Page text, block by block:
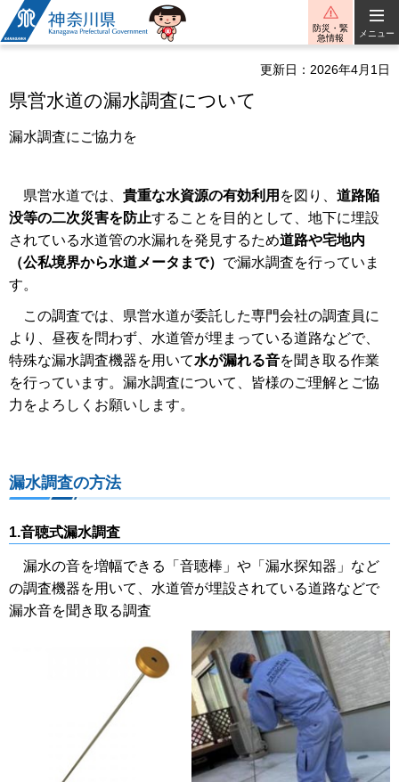
神奈川県
防災・緊
急情報
メニュー
更新日：2026年4月1日
県営水道の漏水調査について
漏水調査にご協力を
県営水道では、 貴重な水資源の有効利用 を図り、 道路陥
没等の二次災害を防止することを目的として、地下に埋設
されている水道管の水漏れを発見するため道路や宅地内
（公私境界から水道メータまで） で漏水調査を行っていま
す。
この調査では、県営水道が委託した専門会社の調査員に
より、昼夜を問わず、水道管が埋まっている道路などで、
特殊な漏水調査機器を用いて水が漏れる音を聞き取る作業
を行っています。漏水調査について、皆様のご理解とご協
力をよろしくお願いします。
漏水調査の方法
1.音聴式漏水調査
漏水の音を増幅できる「音聴棒」や「漏水探知器」など
の調査機器を用いて、水道管が埋設されている道路などで
漏水音を聞き取る調査